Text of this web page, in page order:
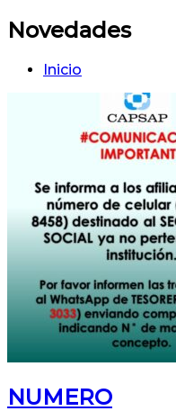
Novedades
Inicio
Novedades
NUMERO